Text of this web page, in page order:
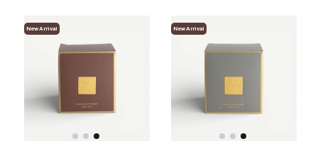
New Arrival
New Arrival